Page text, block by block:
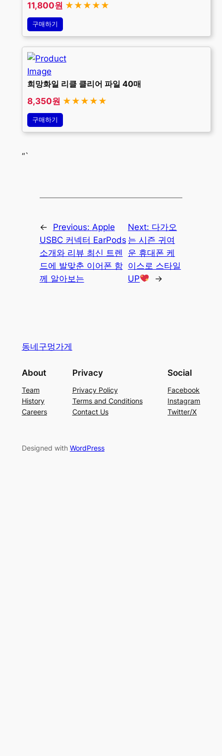
11,800원 ★★★★★
구매하기
희망화일 리클 클리어 파일 40매
8,350원 ★★★★★
구매하기
“`
← Previous: Apple
USBC 커넥터 EarPods
소개와 리뷰 최신 트렌
드에 발맞춘 이어폰 함
께 알아보는
Next: 다가오
는 시즌 귀여
운 휴대폰 케
이스로 스타일
UP
→
동네구멍가게
About
Team
History
Careers
Privacy
Privacy Policy
Terms and Conditions
Contact Us
Social
Facebook
Instagram
Twitter/X
Designed with WordPress